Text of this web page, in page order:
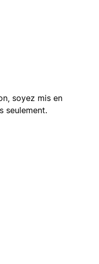
soyez mis en
seulement.